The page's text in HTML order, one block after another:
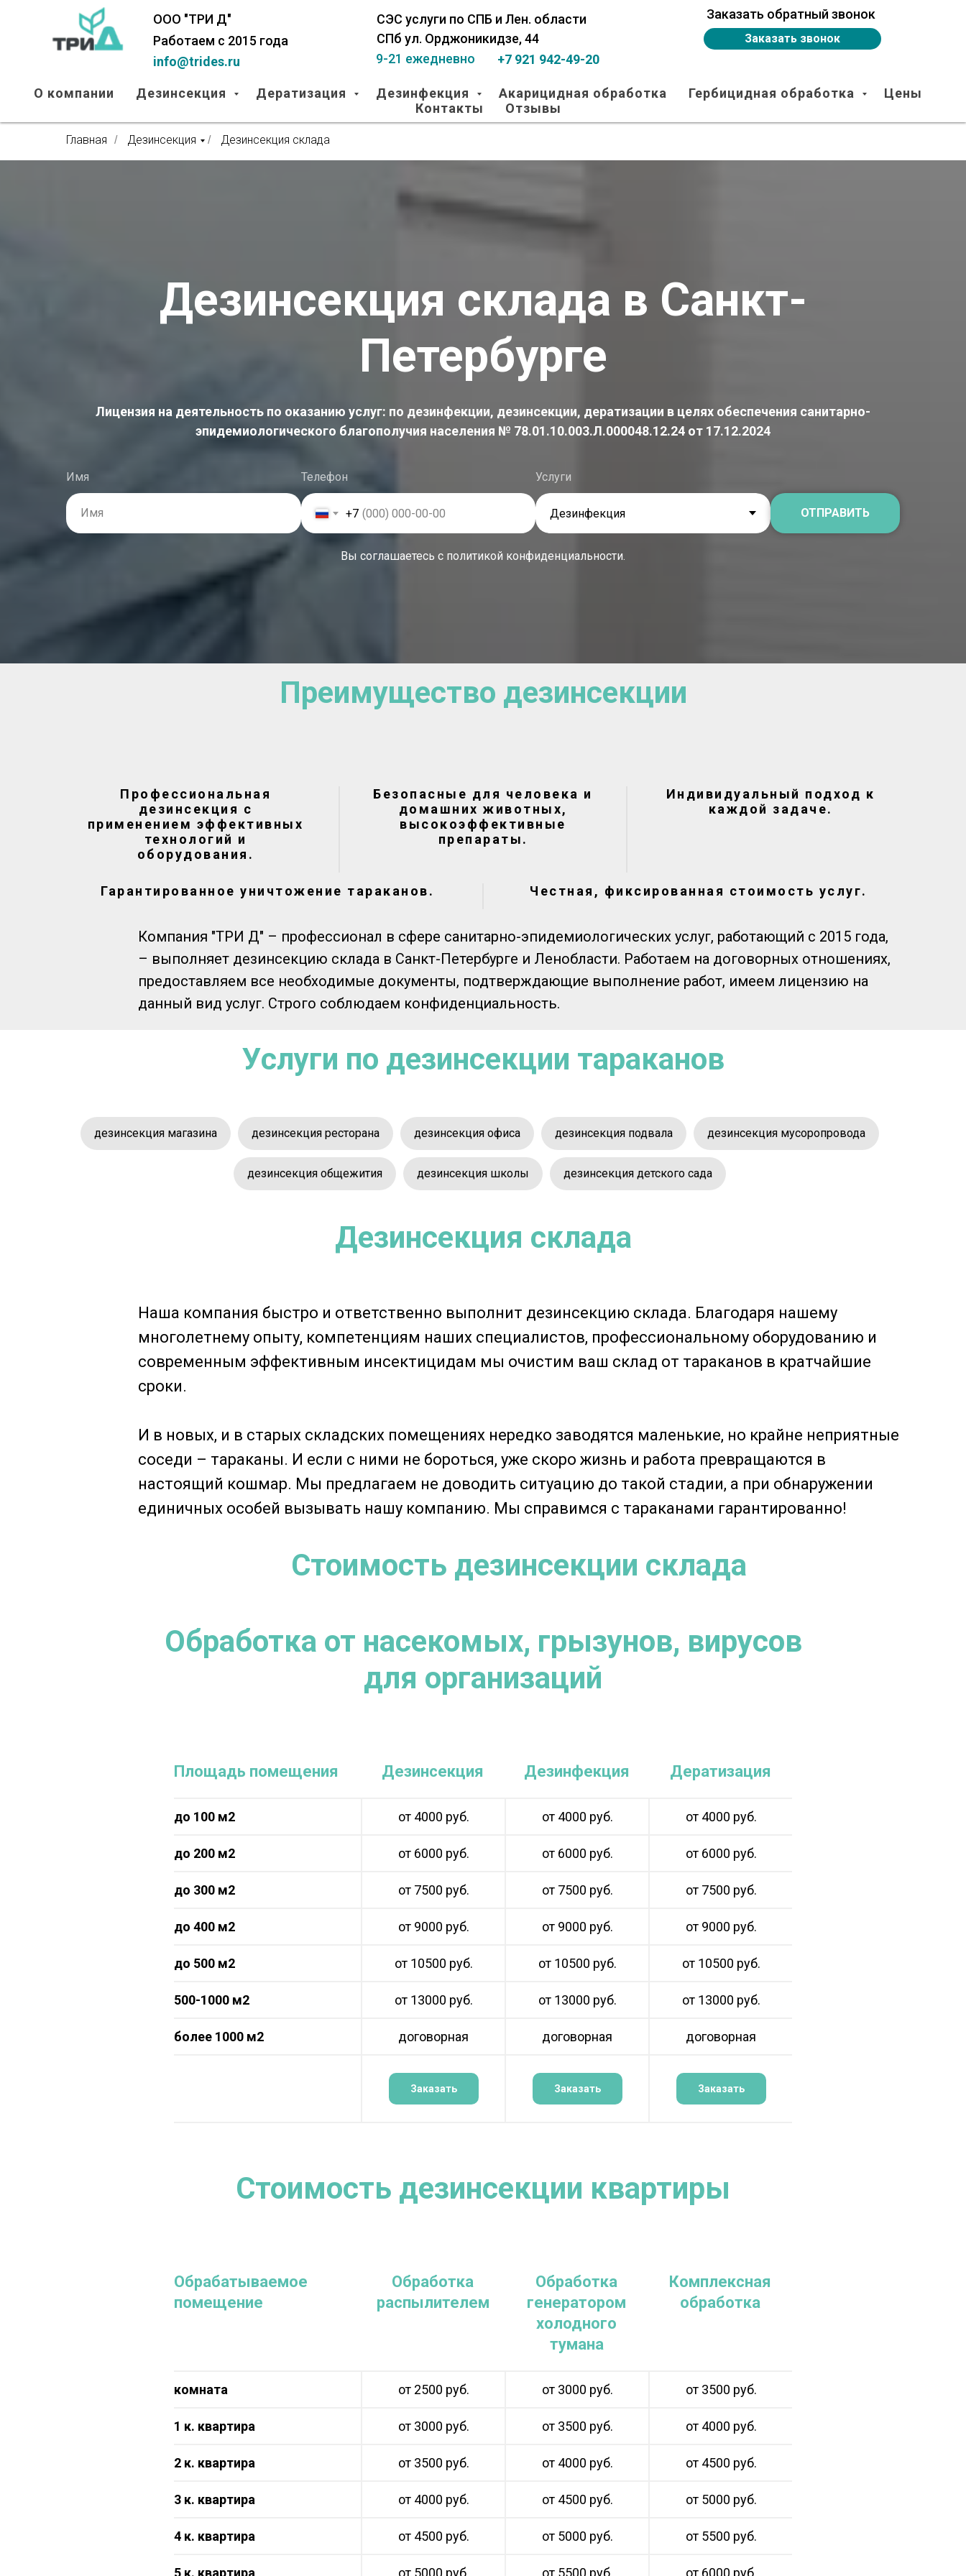
Заказать обратный звонок
+7 921 942-49-20
Работаем с 2015 года
СЭС услуги по СПБ и Лен. области
9-21 ежедневно
Заказать звонок
ООО "ТРИ Д"
СПб ул. Орджоникидзе, 44
info@trides.ru
О компании Дезинсекция Дератизация Дезинфекция Акарицидная обработка Гербицидная обработка
Цены
Контакты
Отзывы
Главная / Дезинсекция / Дезинсекция склада
Дезинсекция склада в Санкт-
Петербурге
Лицензия на деятельность по оказанию услуг: по дезинфекции, дезинсекции, дератизации в целях обеспечения санитарно-
эпидемиологического благополучия населения № 78.01.10.003.Л.000048.12.24 от 17.12.2024
Имя
Имя
Телефон
+7
Услуги
ОТПРАВИТЬ
Вы соглашаетесь с политикой конфиденциальности.
Преимущество дезинсекции
Профессиональная
дезинсекция с
применением эффективных
технологий и
оборудования.
Безопасные для человека и
домашних животных,
высокоэффективные
препараты.
Индивидуальный подход к
каждой задаче.
Гарантированное уничтожение тараканов. Честная, фиксированная стоимость услуг.
Компания "ТРИ Д" – профессионал в сфере санитарно-эпидемиологических услуг, работающий с 2015 года,
– выполняет дезинсекцию склада в Санкт-Петербурге и Ленобласти. Работаем на договорных отношениях,
предоставляем все необходимые документы, подтверждающие выполнение работ, имеем лицензию на
данный вид услуг. Строго соблюдаем конфиденциальность.
Услуги по дезинсекции тараканов
дезинсекция магазина дезинсекция ресторана дезинсекция офиса дезинсекция подвала дезинсекция мусоропровода
дезинсекция общежития дезинсекция школы дезинсекция детского сада
Дезинсекция склада
Наша компания быстро и ответственно выполнит дезинсекцию склада. Благодаря нашему
многолетнему опыту, компетенциям наших специалистов, профессиональному оборудованию и
современным эффективным инсектицидам мы очистим ваш склад от тараканов в кратчайшие
сроки.
И в новых, и в старых складских помещениях нередко заводятся маленькие, но крайне неприятные
соседи – тараканы. И если с ними не бороться, уже скоро жизнь и работа превращаются в
настоящий кошмар. Мы предлагаем не доводить ситуацию до такой стадии, а при обнаружении
единичных особей вызывать нашу компанию. Мы справимся с тараканами гарантированно!
Стоимость дезинсекции склада
Обработка от насекомых, грызунов, вирусов
для организаций
Площадь помещения Дезинсекция Дезинфекция Дератизация
до 100 м2 от 4000 руб. от 4000 руб. от 4000 руб.
до 200 м2 от 6000 руб. от 6000 руб. от 6000 руб.
до 300 м2 от 7500 руб. от 7500 руб. от 7500 руб.
до 400 м2 от 9000 руб. от 9000 руб. от 9000 руб.
до 500 м2 от 10500 руб. от 10500 руб. от 10500 руб.
500-1000 м2 от 13000 руб. от 13000 руб. от 13000 руб.
более 1000 м2 договорная договорная договорная
Заказать Заказать Заказать
Стоимость дезинсекции квартиры
Обрабатываемое
помещение
Обработка
распылителем
Обработка
генератором
холодного
тумана
Комплексная
обработка
комната от 2500 руб. от 3000 руб. от 3500 руб.
1 к. квартира от 3000 руб. от 3500 руб. от 4000 руб.
2 к. квартира от 3500 руб. от 4000 руб. от 4500 руб.
3 к. квартира от 4000 руб. от 4500 руб. от 5000 руб.
4 к. квартира от 4500 руб. от 5000 руб. от 5500 руб.
5 к. квартира от 5000 руб. от 5500 руб. от 6000 руб.